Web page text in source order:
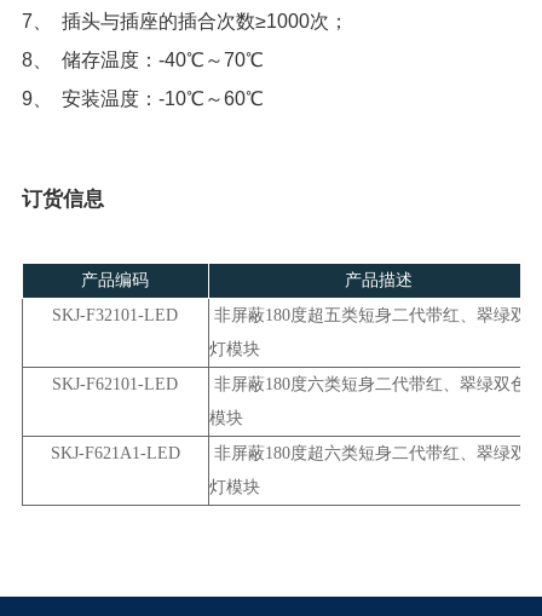
7 、 插头与插座的插合次数≥1000次；
8、 储存温度：-40℃～70℃
9、 安装温度：-10℃～60℃
订货信息
产品编码
产品描述
SKJ-F32101-LED
灯模块
SKJ-F62101-LED
模块
SKJ-F621A1-LED
灯模块